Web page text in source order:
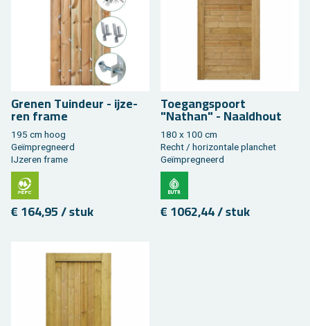
Gre­nen Tuin­deur - ij­ze­
ren frame
195 cm hoog
Geïmpreg­neerd
IJ­ze­ren frame
€ 164,95 / stuk
Toe­gangs­poort
"Nathan" - Naald­hout
180 x 100 cm
Recht / ho­ri­zon­ta­le plan­chet
Geïmpreg­neerd
€ 1062,44 / stuk